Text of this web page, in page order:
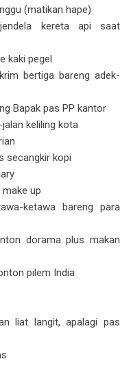
(matikan hape)
kereta api saat
kaki pegel
bertiga bareng adek-
Bapak pas PP kantor
keliling kota
secangkir kopi
up
ketawa bareng para
dorama plus makan
pilem India
liat langit, apalagi pas